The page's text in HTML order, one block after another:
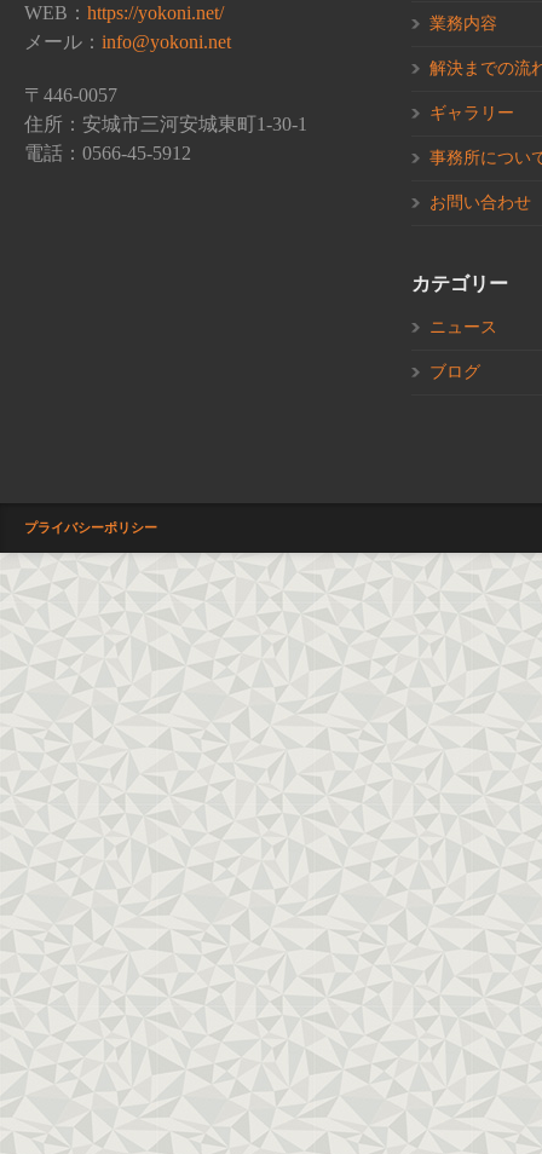
WEB： https://yokoni.net/
メール： info@yokoni.net
〒446-0057
住所：安城市三河安城東町1-30-1
電話：0566-45-5912
業務内容
解決までの流
ギャラリー
事務所につい
お問い合わせ
カテゴリー
ニュース
ブログ
プライバシーポリシー